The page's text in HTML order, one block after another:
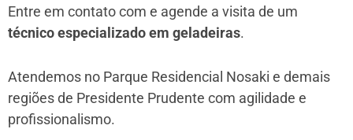
Entre em contato com e agende a visita de um
técnico especializado em geladeiras.
Atendemos no Parque Residencial Nosaki e demais
regiões de Presidente Prudente com agilidade e
profissionalismo.